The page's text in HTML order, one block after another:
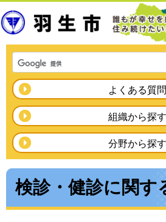
よくある質問
組織から探す
分野から探す
検診・健診に関す